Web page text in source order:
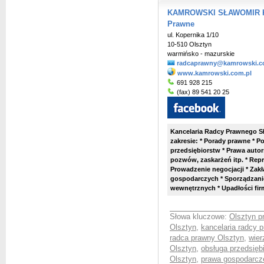
KAMROWSKI
Prawne
ul. Kopernika 1/10
10-510 Olsztyn
warmińsko - mazurskie
www.kamrowski.com.pl
691 928 215
(fax) 89 541 20 25
Kancelaria Radcy Prawnego
zakresie: * Porady prawne *
przedsiębiorstw * Prawa
pozwów, zaskarżeń itp. *
Prowadzenie negocjacji *
gospodarczych *
wewnętrznych * Upadłości
Słowa kluczowe: Olsztyn
Olsztyn, kancelaria radcy
radca prawny Olsztyn,
Olsztyn, obsługa
Olsztyn, prawa